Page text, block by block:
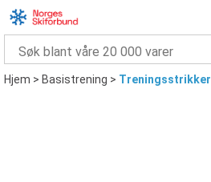
Hjem>Basistrening>Treningsstrikker